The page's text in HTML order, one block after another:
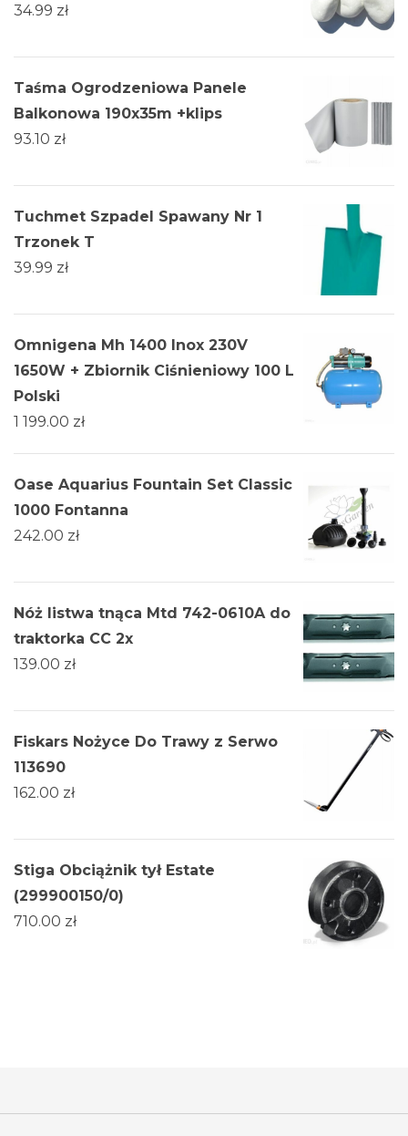
34.99 zł
Taśma Ogrodzeniowa Panele
Balkonowa 190x35m +klips
93.10 zł
Tuchmet Szpadel Spawany Nr 1
Trzonek T
39.99 zł
Omnigena Mh 1400 Inox 230V
1650W + Zbiornik Ciśnieniowy 100 L
Polski
1 199.00 zł
Oase Aquarius Fountain Set Classic
1000 Fontanna
242.00 zł
Nóż listwa tnąca Mtd 742-0610A do
traktorka CC 2x
139.00 zł
Fiskars Nożyce Do Trawy z Serwo
113690
162.00 zł
Stiga Obciążnik tył Estate
(299900150/0)
710.00 zł